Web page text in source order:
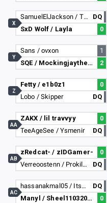
SamuelElJackson / T2rox
DQ
SxD Wolf / Layla
0
X
Sans / ovxon
1
SQE / Mockingjaythepro
2
Y
Fetty / e1b0z1
0
Lobo / Skipper
DQ
Z
ZAKX / lil travvyy
0
TeeAgeSee / Ysmenir
DQ
AA
zRedcat- / zIDGamer-
0
Verreoostenn / Prokiller257
DQ
AB
hassanakmal05 / ItsNobitaHere
DQ
Manyl / Sheel11032005
0
AC